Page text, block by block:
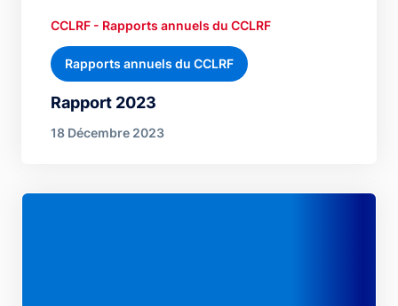
Rapport 2023
CCLRF - Rapports annuels du CCLRF
Rapports annuels du CCLRF
18 Décembre 2023